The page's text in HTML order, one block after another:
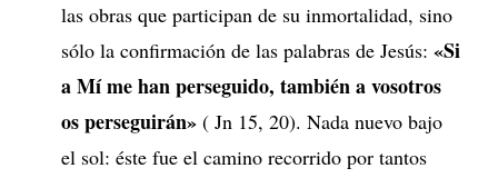
las obras que participan de su inmortalidad, sino
sólo la confirmación de las palabras de Jesús: «Si
a Mí me han perseguido, también a vosotros
os perseguirán»( Jn 15, 20). Nada nuevo bajo
el sol: éste fue el camino recorrido por tantos